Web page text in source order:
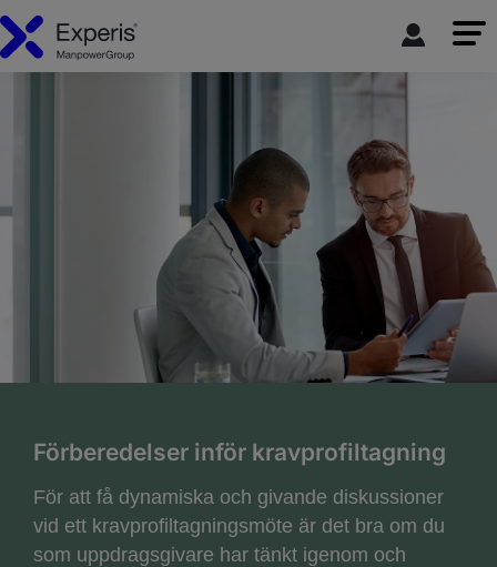
Förberedelser inför kravprofiltagning
För att få dynamiska och givande diskussioner
vid ett kravprofiltagningsmöte är det bra om du
som uppdragsgivare har tänkt igenom och